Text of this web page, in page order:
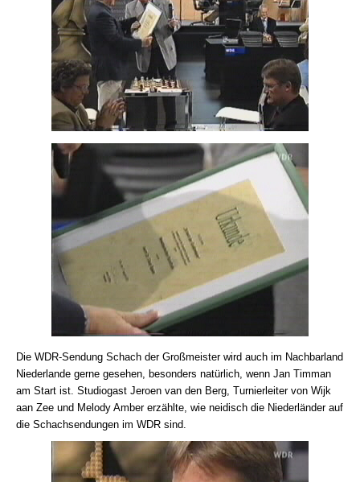
Die WDR-Sendung Schach der Großmeister wird auch im Nachbarland
Niederlande gerne gesehen, besonders natürlich, wenn Jan Timman
am Start ist. Studiogast Jeroen van den Berg, Turnierleiter von Wijk
aan Zee und Melody Amber erzählte, wie neidisch die Niederländer auf
die Schachsendungen im WDR sind.